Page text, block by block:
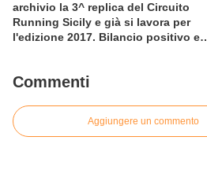
archivio la 3^ replica del Circuito
Running Sicily e già si lavora per
l'edizione 2017. Bilancio positivo e
Commenti
Aggiungere un commento